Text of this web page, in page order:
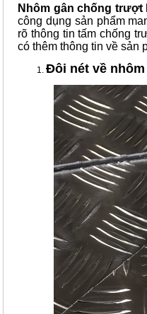
Nhôm gân chống trượt
công dụng sản phẩm
rõ thông tin tấm chống
có thêm thông tin về sản
Đôi nét về